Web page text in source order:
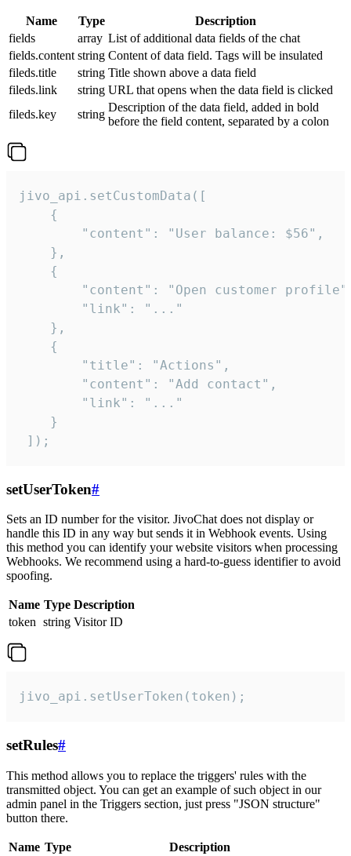
Name Type
Description
fields
array List of additional data fields of the chat
fields.content string Content of data field. Tags will be insulated
fileds.title
string Title shown above a data field
fileds.link
string URL that opens when the data field is clicked
fileds.key
string
Description of the data field, added in bold
before the field content, separated by a colon
jivo_api.setCustomData([
    {
        "content": "User balance: $56",
    },
    {
"content": "Open customer
        "link": "..."
    },
    {
        "title": "Actions",
        "content": "Add contact",
        "link": "..."
    }
]);
setUserToken#
Sets an ID number for the visitor. JivoChat does not display or
handle this ID in any way but sends it in Webhook events. Using
this method you can identify your website visitors when processing
Webhooks. We recommend using a hard-to-guess identifier to avoid
spoofing.
Name Type Description
token string Visitor ID
jivo_api.setUserToken(token);
setRules#
This method allows you to replace the triggers' rules with the
transmitted object. You can get an example of such object in our
admin panel in the Triggers section, just press "JSON structure"
button there.
Name Type
Description